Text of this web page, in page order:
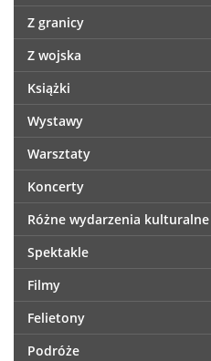
Z granicy
Z wojska
Książki
Wystawy
Warsztaty
Koncerty
Różne wydarzenia kulturalne
Spektakle
Filmy
Felietony
Podróże